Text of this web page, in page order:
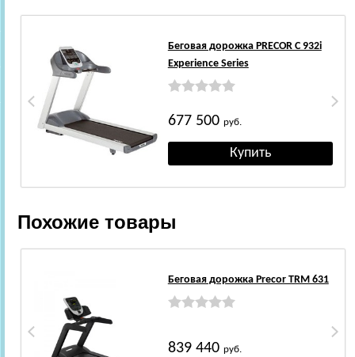
Беговая дорожка PRECOR C 932i
Experience Series
677 500 руб.
Похожие товары
Беговая дорожка Precor TRM 631
839 440 руб.